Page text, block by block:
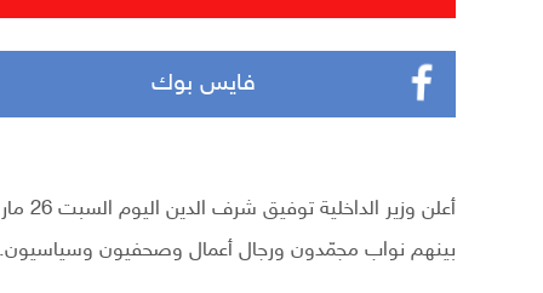
فايس بوك
بينهم نواب مجمّدون ورجال أعمال وصحفيون وسياسيون.